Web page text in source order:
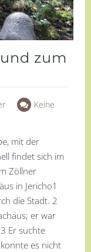
zum
Keine
mit der
findet sich im
Zöllner
in Jericho1
die Stadt. 2
er war
Er suchte
es nicht